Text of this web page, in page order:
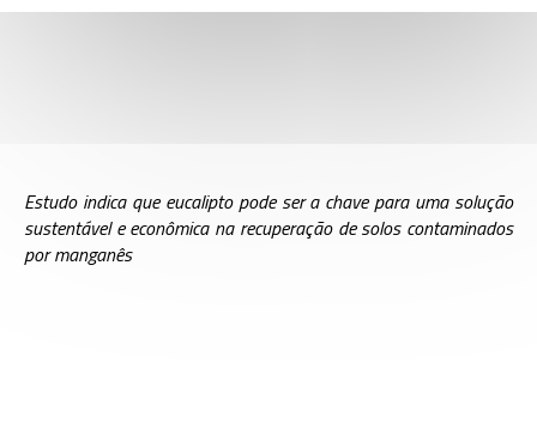
Estudo indica que eucalipto pode ser a chave para uma solução
sustentável e econômica na recuperação de solos contaminados
por manganês